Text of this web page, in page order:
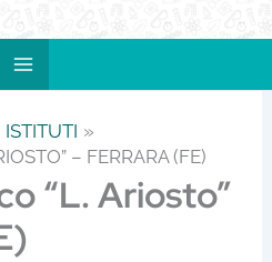
ISTITUTI
– FERRARA (FE)
“L. Ariosto”